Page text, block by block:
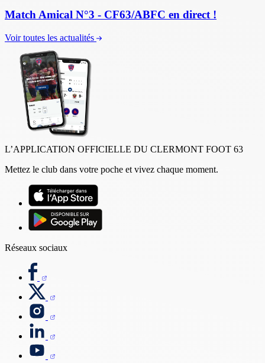
Match Amical N°3 - CF63/ABFC en direct !
Voir toutes les actualités
L’APPLICATION OFFICIELLE DU CLERMONT FOOT 63
Mettez le club dans votre poche et vivez chaque moment.
Réseaux sociaux